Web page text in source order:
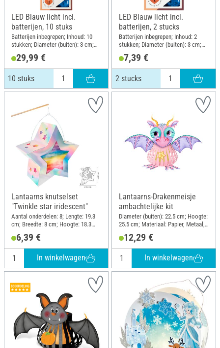
LED Blauw licht incl.
batterijen, 10 stuks
Batterijen inbegrepen; Inhoud: 10
stukken; Diameter (buiten): 3 cm;
Kunststof
29,99 €
10 stuks
LED Blauw licht incl.
batterijen, 2 stucks
Batterijen inbegrepen; Inhoud: 2
stukken; Diameter (buiten): 3 cm;
Kunststof
7,39 €
2 stucks
Lantaarns knutselset
"Twinkle star iridescent"
Aantal onderdelen: 8; Lengte: 19.3
cm; Breedte: 8 cm; Hoogte: 18.3
6,39 €
In winkelwagen
Lantaarns-Drakenmeisje
ambachtelijke kit
Diameter (buiten): 22.5 cm; Hoogte:
25.5 cm; Materiaal: Papier, Metaal,
12,29 €
In winkelwagen